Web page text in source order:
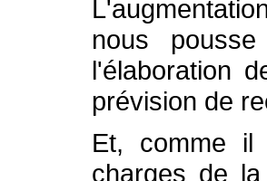
nous
l'élaboration
prévision de
Et, comme
charges de